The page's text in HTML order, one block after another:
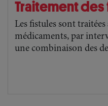
Traitement des
Les fistules sont
médicaments, par
une combinaison des